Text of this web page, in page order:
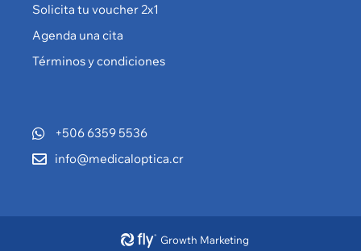
Solicita tu voucher 2x1
Agenda una cita
Términos y condiciones
+506 6359 5536
info@medicaloptica.cr
Growth Marketing